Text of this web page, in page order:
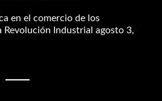
en el comercio de los
Revolución Industrial agosto 3,